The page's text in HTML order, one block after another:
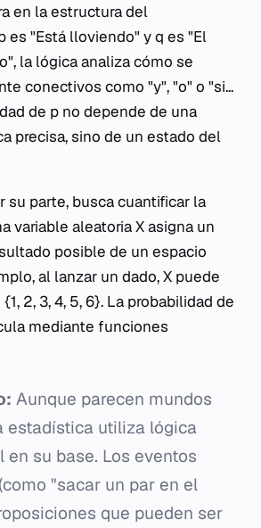
en la estructura del
es "Está lloviendo" yq es "El
la lógica analiza cómo se
conectivos como "y", "o" o "si...
de p no depende de una
precisa, sino de un estado del
su parte, busca cuantificar la
variable aleatoriaXasigna un
posible de un espacio
al lanzar un dado,X puede
2, 3, 4, 5, 6}. La probabilidad de
mediante funciones
Aunque parecen mundos
estadística utiliza lógica
en su base. Los eventos
"sacar un par en el
que pueden ser